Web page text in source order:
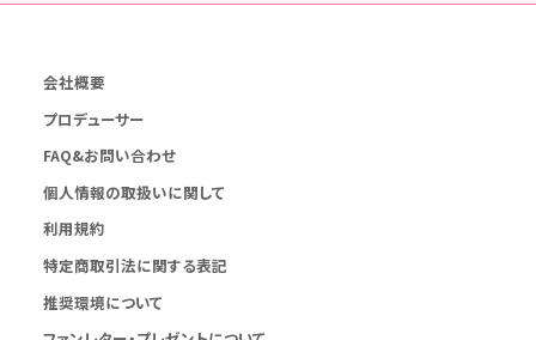
会社概要
プロデューサー
FAQ&お問い合わせ
個人情報の取扱いに関して
利用規約
特定商取引法に関する表記
推奨環境について